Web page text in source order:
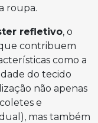
roupa.
refletivo, o
contribuem
como a
do tecido
não apenas
e
mas também